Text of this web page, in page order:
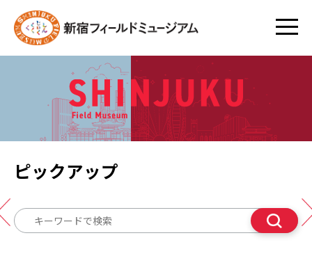
ピックアップ